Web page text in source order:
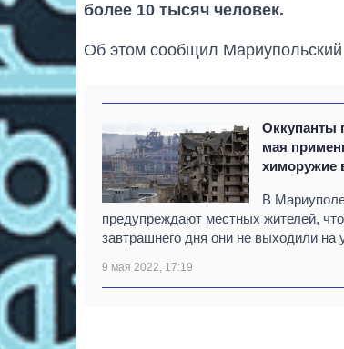
более 10 тысяч человек.
Об этом сообщил Мариупольский
Оккупанты
мая
химоружие
В
предупреждают местных жителей,
завтрашнего дня они не выходили на
9 мая 2022, 17:19